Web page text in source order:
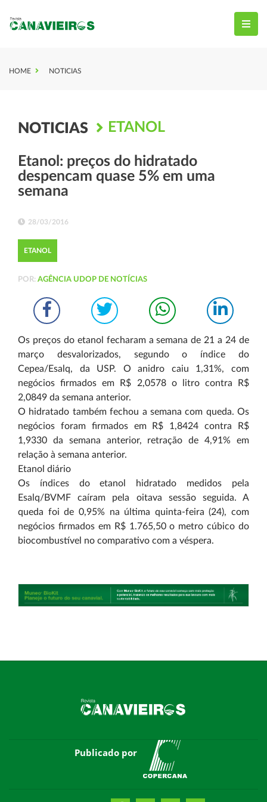
HOME NOTICIAS
NOTICIAS ETANOL
Etanol: preços do hidratado
despencam quase 5% em uma
semana
28/03/2016
ETANOL
POR: AGÊNCIA UDOP DE NOTÍCIAS
Os preços do etanol fecharam a semana de 21 a 24 de
março desvalorizados, segundo o índice do
Cepea/Esalq, da USP. O anidro caiu 1,31%, com
negócios firmados em R$ 2,0578 o litro contra R$
2,0849 da semana anterior.
O hidratado também fechou a semana com queda. Os
negócios foram firmados em R$ 1,8424 contra R$
1,9330 da semana anterior, retração de 4,91% em
relação à semana anterior.
Etanol diário
Os índices do etanol hidratado medidos pela
Esalq/BVMF caíram pela oitava sessão seguida. A
queda foi de 0,95% na última quinta-feira (24), com
negócios firmados em R$ 1.765,50 o metro cúbico do
biocombustível no comparativo com a véspera.
Publicado por